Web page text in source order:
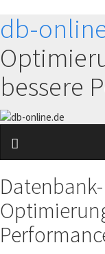
db-
bessere
Datenbank-